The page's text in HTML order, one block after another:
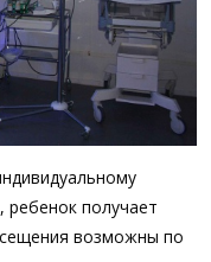
ребенок получает
возможны по